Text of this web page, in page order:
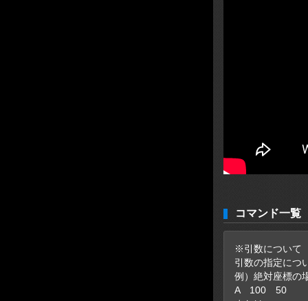
コマンド一覧
※引数について
引数の指定につ
例）絶対座標の
A 100 50